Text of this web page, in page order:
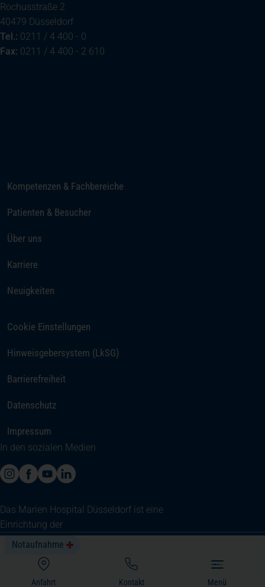
Notaufnahme
Anfahrt
(öffnet in einem neuen Tab)
Kontakt
Menü
Rochusstraße 2
40479 Düsseldorf
Tel.: 0211 / 4 400 - 0
Fax: 0211 / 4 400 - 2 610
Kompetenzen & Fachbereiche
Patienten & Besucher
Über uns
Karriere
Neuigkeiten
Cookie Einstellungen
Hinweisgebersystem (LkSG)
Barrierefreiheit
Datenschutz
Impressum
In den sozialen Medien
Das Marien Hospital Düsseldorf ist eine
Einrichtung der
Copyright © Marien Hospital Düsseldorf, 2026